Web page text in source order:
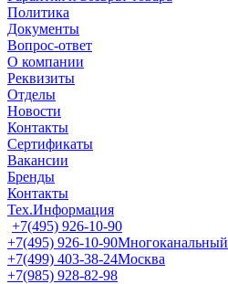
Политика
Документы
Вопрос-ответ
О компании
Реквизиты
Отделы
Новости
Контакты
Сертификаты
Вакансии
Бренды
Контакты
Тех.Информация
+7(495) 926-10-90
+7(495) 926-10-90Многоканальный
+7(499) 403-38-24Москва
+7(985) 928-82-98